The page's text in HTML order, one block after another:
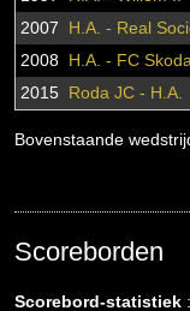
2007
H.A. - Real
2008 H.A. - FC
2015 Roda JC - H.A.
Bovenstaande
Scoreborden
Scorebord-statistiek